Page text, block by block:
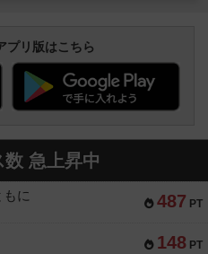
プリ版はこちら
数 急上昇中
487 PT
に
148 PT